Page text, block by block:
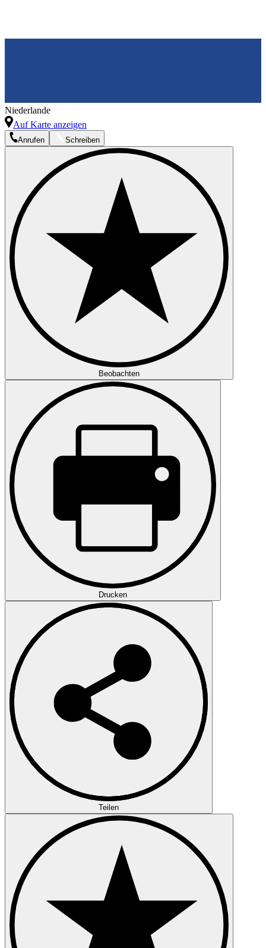
Niederlande
Auf Karte anzeigen
Anrufen Schreiben
Beobachten
Drucken
Teilen